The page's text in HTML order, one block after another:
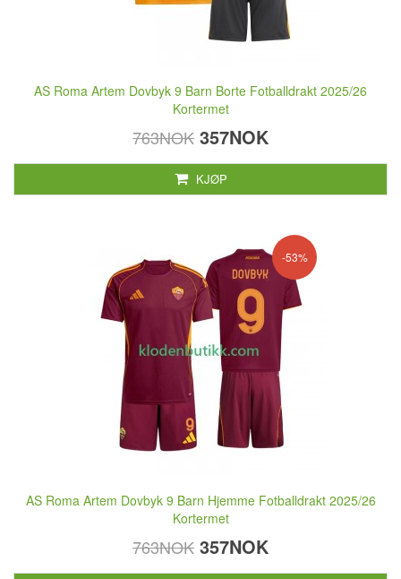
AS Roma Artem Dovbyk 9 Barn Borte Fotballdrakt 2025/26
Kortermet
763NOK 357NOK
KJØP
-53%
AS Roma Artem Dovbyk 9 Barn Hjemme Fotballdrakt 2025/26
Kortermet
763NOK 357NOK